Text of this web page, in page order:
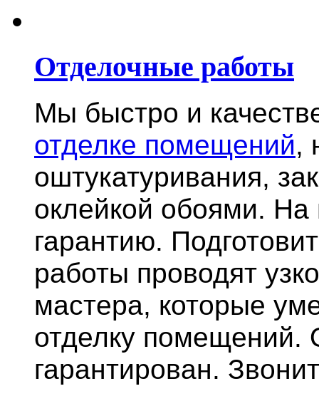
Отделочные работы
Мы быстро и
отделке помещений,
оштукатуривания,
оклейкой обоями.
гарантию.
работы проводят
мастера, которые
отделку помещений.
гарантирован.